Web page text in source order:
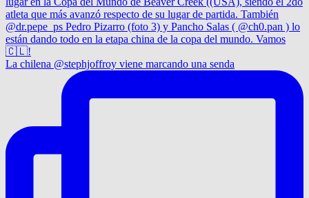
La chilena @stephjoffroy viene marcando una senda